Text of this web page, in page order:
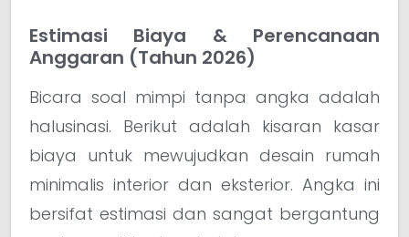
Estimasi Biaya & Perencanaan
Anggaran (Tahun 2026)
Bicara soal mimpi tanpa angka adalah
halusinasi. Berikut adalah kisaran kasar
biaya untuk mewujudkan desain rumah
minimalis interior dan eksterior. Angka ini
bersifat estimasi dan sangat bergantung